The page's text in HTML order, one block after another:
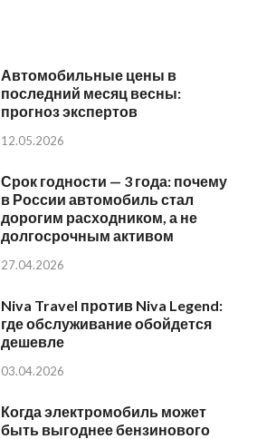
Автомобильные цены в
последний месяц весны:
прогноз экспертов
12.05.2026
Срок годности — 3 года: почему
в России автомобиль стал
дорогим расходником, а не
долгосрочным активом
27.04.2026
Niva Travel против Niva Legend:
где обслуживание обойдется
дешевле
03.04.2026
Когда электромобиль может
быть выгоднее бензинового